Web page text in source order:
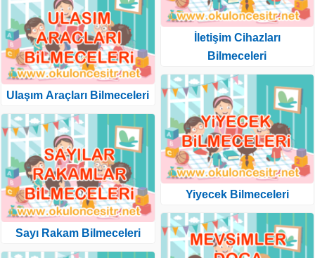
Ulaşım Araçları Bilmeceleri
Sayı Rakam Bilmeceleri
İletişim Cihazları
Bilmeceleri
Yiyecek Bilmeceleri